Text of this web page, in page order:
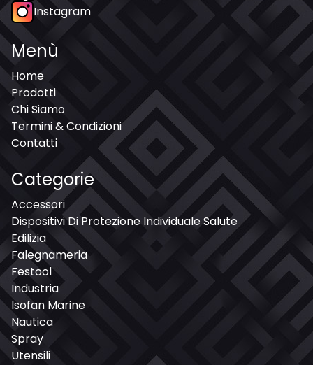
Instagram
Menù
Home
Prodotti
Chi Siamo
Termini & Condizioni
Contatti
Categorie
Accessori
Dispositivi Di Protezione Individuale Salute
Edilizia
Falegnameria
Festool
Industria
Isofan Marine
Nautica
Spray
Utensili